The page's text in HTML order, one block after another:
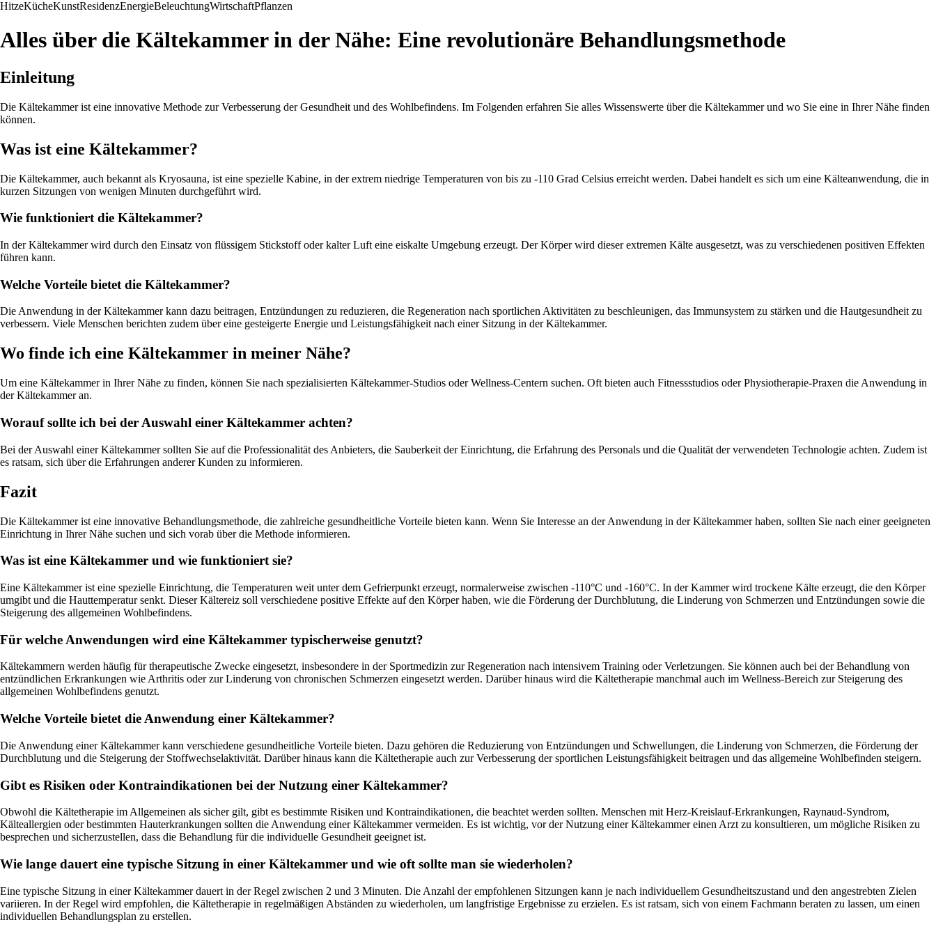
HitzeKücheKunstResidenzEnergieBeleuchtungWirtschaftPflanzen
Alles über die Kältekammer in der Nähe: Eine revolutionäre Behandlungsmethode
Einleitung
Die Kältekammer ist eine innovative Methode zur Verbesserung der Gesundheit und des Wohlbefindens. Im Folgenden erfahren Sie alles Wissenswerte über die Kältekammer und wo Sie eine in Ihrer Nähe finden
können.
Was ist eine Kältekammer?
Die Kältekammer, auch bekannt als Kryosauna, ist eine spezielle Kabine, in der extrem niedrige Temperaturen von bis zu -110 Grad Celsius erreicht werden. Dabei handelt es sich um eine Kälteanwendung, die in
kurzen Sitzungen von wenigen Minuten durchgeführt wird.
Wie funktioniert die Kältekammer?
In der Kältekammer wird durch den Einsatz von flüssigem Stickstoff oder kalter Luft eine eiskalte Umgebung erzeugt. Der Körper wird dieser extremen Kälte ausgesetzt, was zu verschiedenen positiven Effekten
führen kann.
Welche Vorteile bietet die Kältekammer?
Die Anwendung in der Kältekammer kann dazu beitragen, Entzündungen zu reduzieren, die Regeneration nach sportlichen Aktivitäten zu beschleunigen, das Immunsystem zu stärken und die Hautgesundheit zu
verbessern. Viele Menschen berichten zudem über eine gesteigerte Energie und Leistungsfähigkeit nach einer Sitzung in der Kältekammer.
Wo finde ich eine Kältekammer in meiner Nähe?
Um eine Kältekammer in Ihrer Nähe zu finden, können Sie nach spezialisierten Kältekammer-Studios oder Wellness-Centern suchen. Oft bieten auch Fitnessstudios oder Physiotherapie-Praxen die Anwendung in
der Kältekammer an.
Worauf sollte ich bei der Auswahl einer Kältekammer achten?
Bei der Auswahl einer Kältekammer sollten Sie auf die Professionalität des Anbieters, die Sauberkeit der Einrichtung, die Erfahrung des Personals und die Qualität der verwendeten Technologie achten. Zudem ist
es ratsam, sich über die Erfahrungen anderer Kunden zu informieren.
Fazit
Die Kältekammer ist eine innovative Behandlungsmethode, die zahlreiche gesundheitliche Vorteile bieten kann. Wenn Sie Interesse an der Anwendung in der Kältekammer haben, sollten Sie nach einer geeigneten
Einrichtung in Ihrer Nähe suchen und sich vorab über die Methode informieren.
Was ist eine Kältekammer und wie funktioniert sie?
Eine Kältekammer ist eine spezielle Einrichtung, die Temperaturen weit unter dem Gefrierpunkt erzeugt, normalerweise zwischen -110°C und -160°C. In der Kammer wird trockene Kälte erzeugt, die den Körper
umgibt und die Hauttemperatur senkt. Dieser Kältereiz soll verschiedene positive Effekte auf den Körper haben, wie die Förderung der Durchblutung, die Linderung von Schmerzen und Entzündungen sowie die
Steigerung des allgemeinen Wohlbefindens.
Für welche Anwendungen wird eine Kältekammer typischerweise genutzt?
Kältekammern werden häufig für therapeutische Zwecke eingesetzt, insbesondere in der Sportmedizin zur Regeneration nach intensivem Training oder Verletzungen. Sie können auch bei der Behandlung von
entzündlichen Erkrankungen wie Arthritis oder zur Linderung von chronischen Schmerzen eingesetzt werden. Darüber hinaus wird die Kältetherapie manchmal auch im Wellness-Bereich zur Steigerung des
allgemeinen Wohlbefindens genutzt.
Welche Vorteile bietet die Anwendung einer Kältekammer?
Die Anwendung einer Kältekammer kann verschiedene gesundheitliche Vorteile bieten. Dazu gehören die Reduzierung von Entzündungen und Schwellungen, die Linderung von Schmerzen, die Förderung der
Durchblutung und die Steigerung der Stoffwechselaktivität. Darüber hinaus kann die Kältetherapie auch zur Verbesserung der sportlichen Leistungsfähigkeit beitragen und das allgemeine Wohlbefinden steigern.
Gibt es Risiken oder Kontraindikationen bei der Nutzung einer Kältekammer?
Obwohl die Kältetherapie im Allgemeinen als sicher gilt, gibt es bestimmte Risiken und Kontraindikationen, die beachtet werden sollten. Menschen mit Herz-Kreislauf-Erkrankungen, Raynaud-Syndrom,
Kälteallergien oder bestimmten Hauterkrankungen sollten die Anwendung einer Kältekammer vermeiden. Es ist wichtig, vor der Nutzung einer Kältekammer einen Arzt zu konsultieren, um mögliche Risiken zu
besprechen und sicherzustellen, dass die Behandlung für die individuelle Gesundheit geeignet ist.
Wie lange dauert eine typische Sitzung in einer Kältekammer und wie oft sollte man sie wiederholen?
Eine typische Sitzung in einer Kältekammer dauert in der Regel zwischen 2 und 3 Minuten. Die Anzahl der empfohlenen Sitzungen kann je nach individuellem Gesundheitszustand und den angestrebten Zielen
variieren. In der Regel wird empfohlen, die Kältetherapie in regelmäßigen Abständen zu wiederholen, um langfristige Ergebnisse zu erzielen. Es ist ratsam, sich von einem Fachmann beraten zu lassen, um einen
individuellen Behandlungsplan zu erstellen.